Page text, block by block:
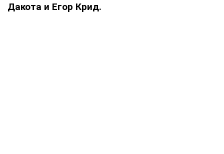
Дакота и Егор Крид.